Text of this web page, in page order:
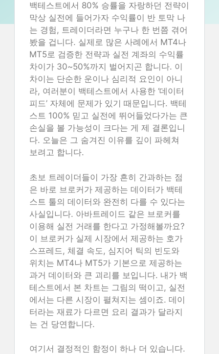
백테스트에서 80% 승률을 자랑하던 전략이
막상 실전에 들어가자 수익률이 반 토막 나
는 경험, 트레이더라면 누구나 한 번쯤 겪어
봤을 겁니다. 실제로 많은 사례에서 MT4나
MT5로 검증한 전략과 실전 계좌의 수익률
차이가 30~50%까지 벌어지곤 합니다. 이
차이는 단순한 운이나 심리적 요인이 아니
라, 여러분이 백테스트에서 사용한 ‘데이터
피드’ 자체에 문제가 있기 때문입니다. 백테
스트 100% 믿고 실전에 뛰어들었다가는 큰
손실을 볼 가능성이 크다는 게 제 결론입니
다. 오늘은 그 숨겨진 이유를 깊이 파헤쳐
보려고 합니다.
초보 트레이더들이 가장 흔히 간과하는 점
은 바로 브로커가 제공하는 데이터가 백테
스트 툴의 데이터와 완전히 다를 수 있다는
사실입니다. 아바트레이드 같은 브로커를
이용해 실전 거래를 한다고 가정해볼까요?
이 브로커가 실제 시장에서 제공하는 호가
스프레드, 체결 속도, 심지어 틱의 빈도와
위치는 MT4나 MT5가 기본으로 제공하는
과거 데이터와 큰 괴리를 보입니다. 내가 백
테스트에서 본 차트는 그림의 떡이고, 실전
에서는 다른 시장이 펼쳐지는 셈이죠. 데이
터라는 재료가 다르면 요리 결과가 달라지
는 건 당연합니다.
여기서 결정적인 함정이 하나 더 있습니다.